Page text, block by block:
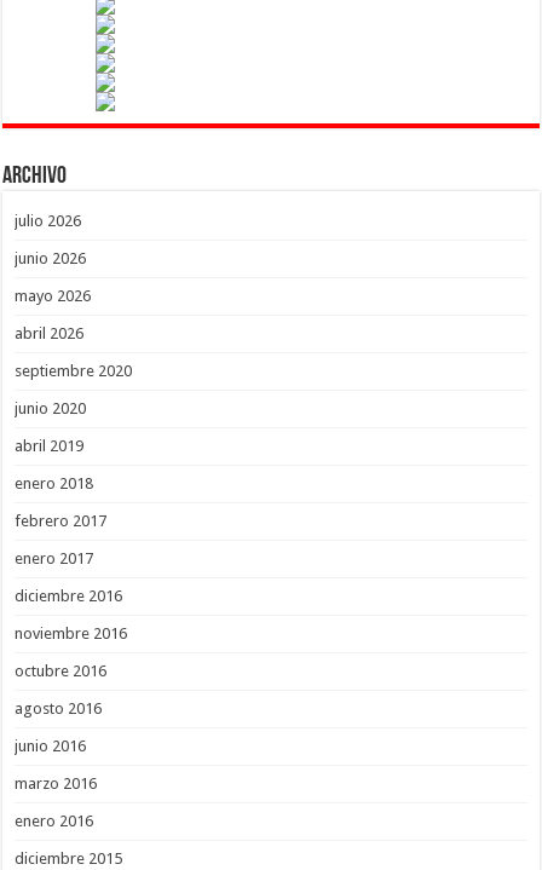
Archivo
julio 2026
junio 2026
mayo 2026
abril 2026
septiembre 2020
junio 2020
abril 2019
enero 2018
febrero 2017
enero 2017
diciembre 2016
noviembre 2016
octubre 2016
agosto 2016
junio 2016
marzo 2016
enero 2016
diciembre 2015